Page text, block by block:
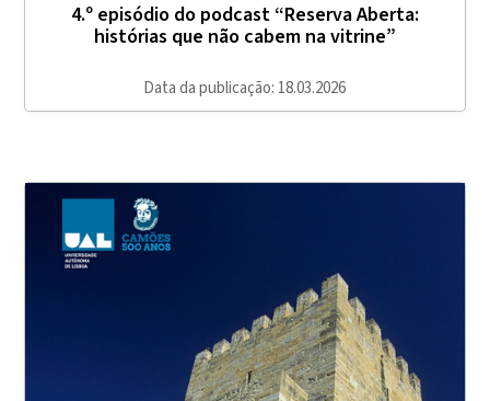
4.º episódio do podcast “Reserva Aberta:
histórias que não cabem na vitrine”
Data da publicação: 18.03.2026